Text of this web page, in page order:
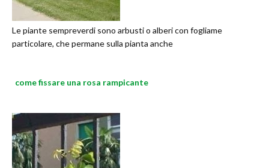
Le piante sempreverdi sono arbusti o alberi con fogliame
particolare, che permane sulla pianta anche
come fissare una rosa rampicante